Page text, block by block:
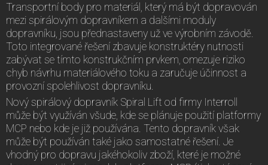
Transportní body pro materiál, který má být dopravován
mezi spirálovým dopravníkem a dalšími moduly
dopravníku, jsou přednastaveny už ve výrobním závodě.
Toto integrované řešení zbavuje konstruktéry nutnosti
zabývat se tímto konstrukčním prvkem, omezuje riziko
chyb návrhu materiálového toku a zaručuje účinnost a
provozní spolehlivost dopravníku.
Nový spirálový dopravník Spiral Lift od firmy Interroll
může být využíván všude, kde se plánuje použití platformy
MCP nebo kde je již používána. Tento dopravník však
může být používán také jako samostatné řešení. Je
vhodný pro dopravu jakéhokoliv zboží, které je možné